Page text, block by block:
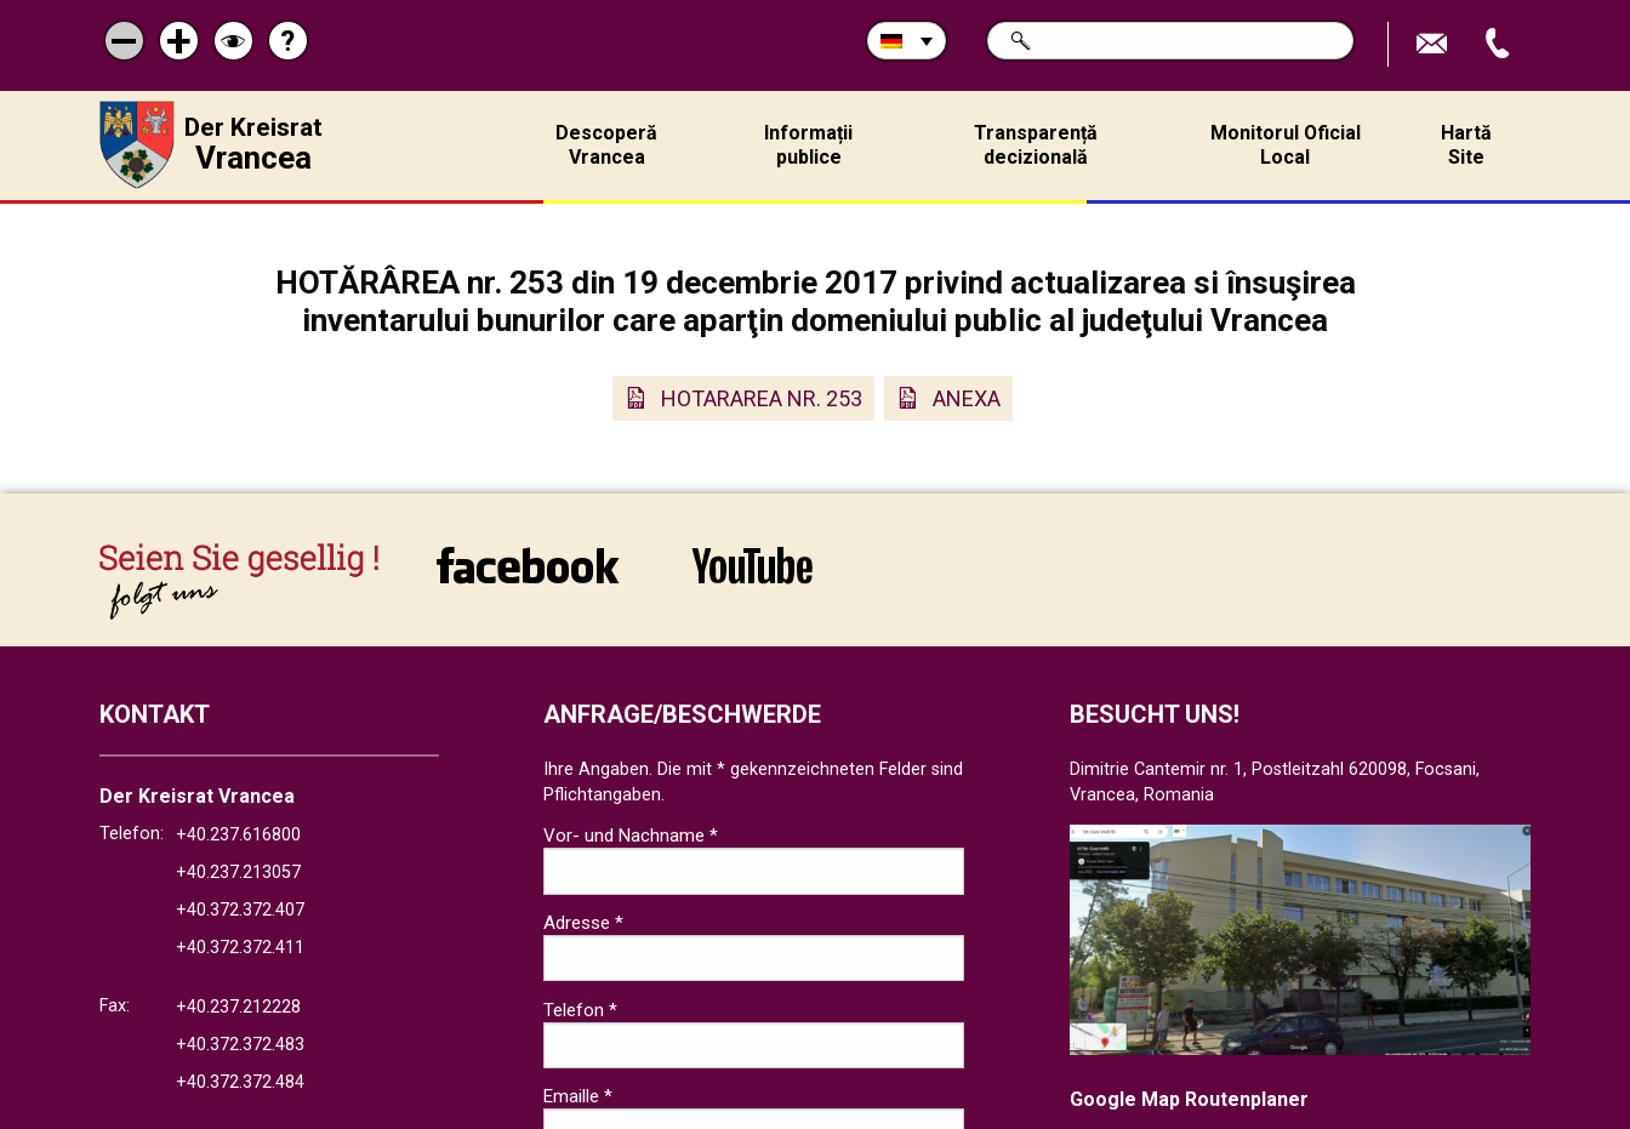
Micșorează
scrisul
Mărește
scrisul
Schimbă
contrastul
Pagina
de
ajutor
?
Durchsuchen
Sie
SUCHE
Der Kreisrat
Vrancea
Descoperă
Vrancea
Informații
publice
Transparență
decizională
Monitorul Oficial
Local
Hartă
Site
HOTĂRÂREA nr. 253 din 19 decembrie 2017 privind actualizarea si însuşirea
inventarului bunurilor care aparţin domeniului public al judeţului Vrancea
HOTARAREA NR. 253 ANEXA
KONTAKT
Der Kreisrat Vrancea
Telefon:
+40.237.616800
+40.237.213057
+40.372.372.407
+40.372.372.411
Fax:
+40.237.212228
+40.372.372.483
+40.372.372.484
BESUCHT UNS!
Dimitrie Cantemir nr. 1, Postleitzahl 620098, Focsani,
Vrancea, Romania
Google Map Routenplaner
ANFRAGE/BESCHWERDE
Ihre Angaben. Die mit * gekennzeichneten Felder sind
Pflichtangaben.
Vor- und Nachname *
Adresse *
Telefon *
Emaille *